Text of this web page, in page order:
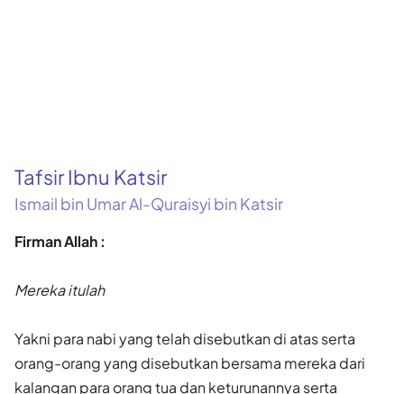
Tafsir Ibnu Katsir
Ismail bin Umar Al-Quraisyi bin Katsir
Firman Allah :
Mereka itulah
Yakni para nabi yang telah disebutkan di atas serta
orang-orang yang di­sebutkan bersama mereka dari
kalangan para orang tua dan keturunannya serta